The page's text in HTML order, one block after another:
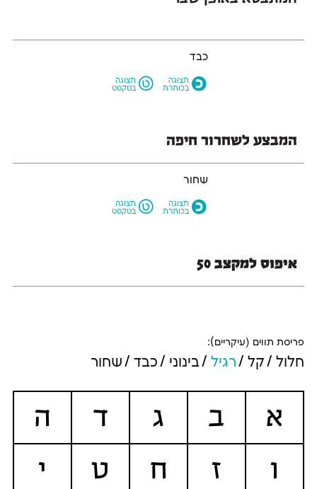
כבד
O תצוגה
בכותרת
L תצוגה
בטקסט
המבצע לשחרור חיפה
שחור
O תצוגה
בכותרת
L תצוגה
בטקסט
איפוס למקצב 50
פריסת תווים (עיקריים):
חלול קל רגיל בינוני כבד שחור
א ב ג ד
ה
ו
ז ח ט
י